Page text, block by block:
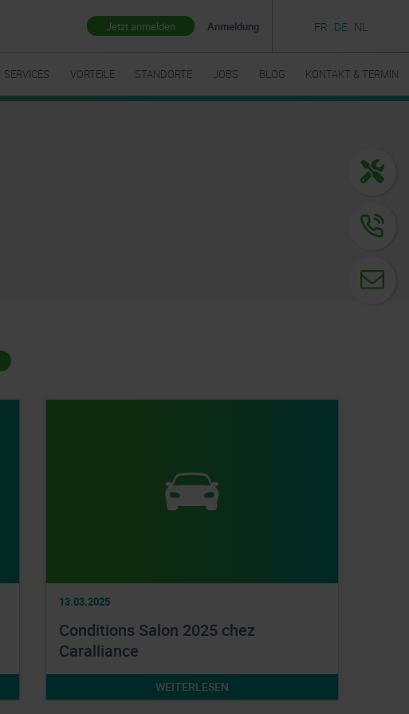
Jetzt anmelden Anmeldung FR DE NL
SERVICES VORTEILE STANDORTE JOBS BLOG KONTAKT & TERMIN
13.03.2025
Conditions Salon 2025 chez
Caralliance
WEITERLESEN